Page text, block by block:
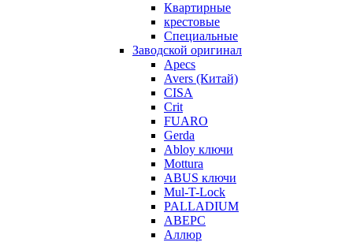
Квартирные
крестовые
Специальные
Заводской оригинал
Apecs
Avers (Китай)
CISA
Crit
FUARO
Gerda
Abloy ключи
Mottura
ABUS ключи
Mul-T-Lock
PALLADIUM
АВЕРС
Аллюр